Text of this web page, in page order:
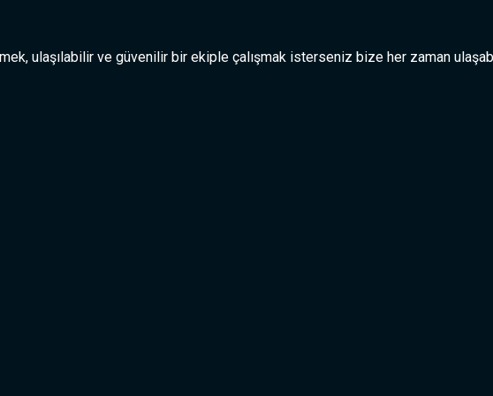
ulaşılabilir ve güvenilir bir ekiple çalışmak isterseniz bize her zaman